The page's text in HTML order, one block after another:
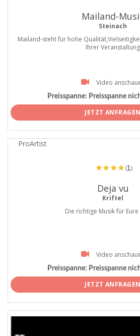
Mailand-
Steinach
Mailand-steht für hohe
Ihrer Veranstaltung
Video
Preisspanne: Preisspanne
JETZT ANFRAGEN
ProArtist
(1)
Deja vu
Kriftel
Die richtige Musik für Eure
Video
Preisspanne: Preisspanne
JETZT ANFRAGEN